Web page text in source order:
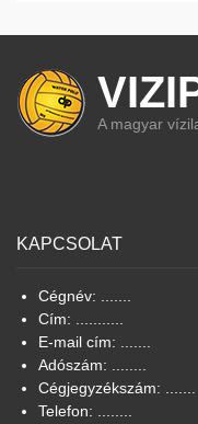
A magyar
KAPCSOLAT
Cégnév: .......
Cím: ...........
E-mail cím: .......
Adószám: ........
Cégjegyzékszám: .......
Telefon: ........